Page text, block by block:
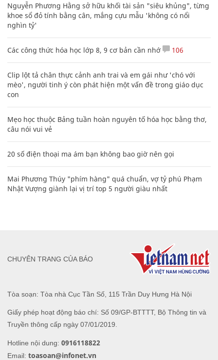
Nguyễn Phương Hằng sở hữu khối tài sản "siêu khủng", từng
khoe sổ đỏ tính bằng cân, mắng cựu mẫu 'không có nổi
nghìn tỷ'
Các công thức hóa học lớp 8, 9 cơ bản cần nhớ 106
Clip lột tả chân thực cảnh anh trai và em gái như 'chó với
mèo', người tinh ý còn phát hiện một vấn đề trong giáo dục
con
Mẹo học thuộc Bảng tuần hoàn nguyên tố hóa học bằng thơ,
câu nói vui vẻ
20 số điện thoại ma ám bạn không bao giờ nên gọi
Mai Phương Thúy "phím hàng" quá chuẩn, vợ tỷ phú Phạm
Nhật Vượng giành lại vị trí top 5 người giàu nhất
Tòa soạn: Tòa nhà Cục Tần Số, 115 Trần Duy Hưng Hà Nội
Giấy phép hoạt động báo chí: Số 09/GP-BTTTT, Bộ Thông tin và
Truyền thông cấp ngày 07/01/2019.
Hotline nội dung: 0916118822
Email: toasoan@infonet.vn
CHUYÊN TRANG CỦA BÁO